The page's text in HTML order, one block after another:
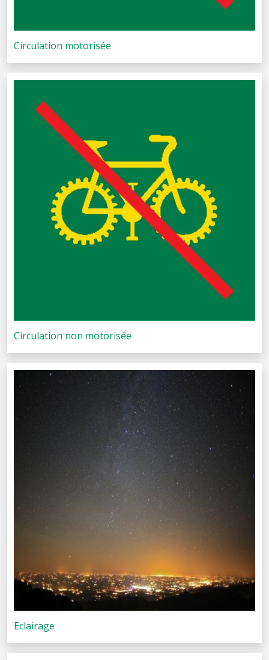
Circulation motorisée
Circulation non motorisée
Eclairage